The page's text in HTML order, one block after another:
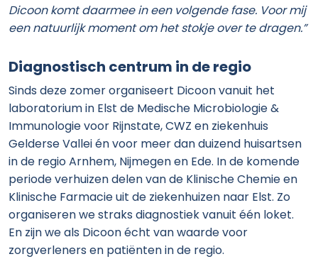
Dicoon komt daarmee in een volgende fase. Voor mij
een natuurlijk moment om het stokje over te dragen.”
Diagnostisch centrum in de regio
Sinds deze zomer organiseert Dicoon vanuit het
laboratorium in Elst de Medische Microbiologie &
Immunologie voor Rijnstate, CWZ en ziekenhuis
Gelderse Vallei én voor meer dan duizend huisartsen
in de regio Arnhem, Nijmegen en Ede. In de komende
periode verhuizen delen van de Klinische Chemie en
Klinische Farmacie uit de ziekenhuizen naar Elst. Zo
organiseren we straks diagnostiek vanuit één loket.
En zijn we als Dicoon écht van waarde voor
zorgverleners en patiënten in de regio.